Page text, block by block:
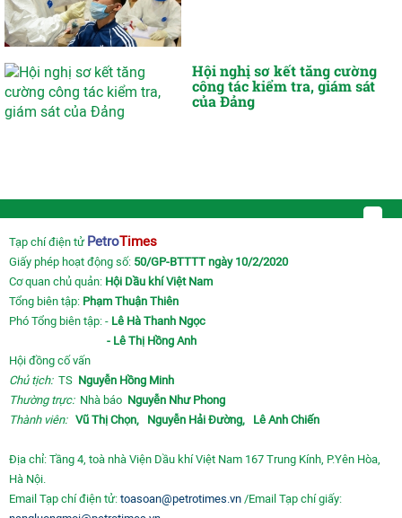
Hội nghị sơ kết tăng cường
công tác kiểm tra, giám sát
của Đảng
Tạp chí điện tử PetroTimes
Giấy phép hoạt động số: 50/GP-BTTTT ngày 10/2/2020
Cơ quan chủ quản: Hội Dầu khí Việt Nam
Tổng biên tập: Phạm Thuận Thiên
Phó Tổng biên tập: - Lê Hà Thanh Ngọc
- Lê Thị Hồng Anh
Hội đồng cố vấn
Chủ tịch:TS Nguyễn Hồng Minh
Thường trực: Nhà báo Nguyễn Như Phong
Thành viên: Vũ Thị Chọn, Nguyễn Hải Đường, Lê Anh Chiến
Địa chỉ: Tầng 4, toà nhà Viện Dầu khí Việt Nam 167 Trung Kính, P.Yên Hòa,
Hà Nội.
Email Tạp chí điện tử: toasoan@petrotimes.vn /Email Tạp chí giấy: